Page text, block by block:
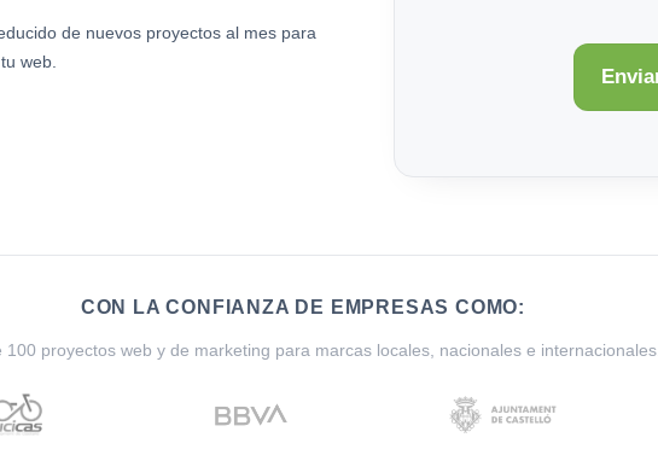
de nuevos proyectos al mes para
web.
CON LA CONFIANZA DE EMPRESAS COMO:
100 proyectos web y de marketing para marcas locales, nacionales e internacionales.